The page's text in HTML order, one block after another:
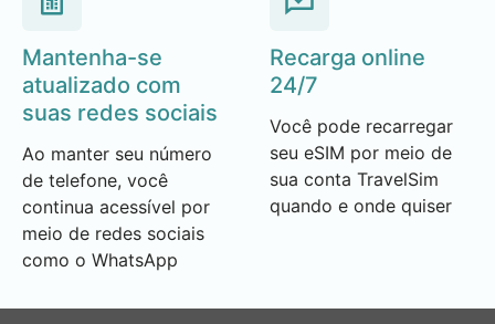
Mantenha-se
atualizado com
suas redes sociais
Ao manter seu número
de telefone, você
continua acessível por
meio de redes sociais
como o WhatsApp
Recarga online
24/7
Você pode recarregar
seu eSIM por meio de
sua conta TravelSim
quando e onde quiser